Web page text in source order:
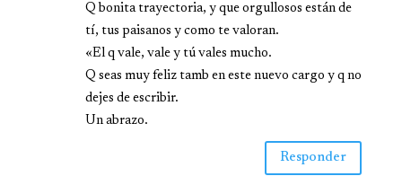
Q bonita trayectoria, y que orgullosos están de
tí, tus paisanos y como te valoran.
«El q vale, vale y tú vales mucho.
Q seas muy feliz tamb en este nuevo cargo y q no
dejes de escribir.
Un abrazo.
Responder